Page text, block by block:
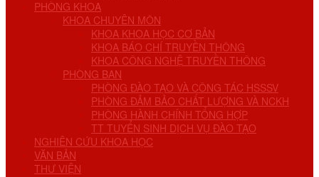
PHÒNG KHOA
KHOA CHUYÊN MÔN
KHOA KHOA HỌC CƠ BẢN
KHOA BÁO CHÍ TRUYỀN THÔNG
KHOA CÔNG NGHỆ TRUYỀN THÔNG
PHÒNG BAN
PHÒNG ĐÀO TẠO VÀ CÔNG TÁC HSSSV
PHÒNG ĐẢM BẢO CHẤT LƯỢNG VÀ NCKH
PHÒNG HÀNH CHÍNH TỔNG HỢP
TT TUYỂN SINH DỊCH VỤ ĐÀO TẠO
NGHIÊN CỨU KHOA HỌC
VĂN BẢN
THƯ VIỆN